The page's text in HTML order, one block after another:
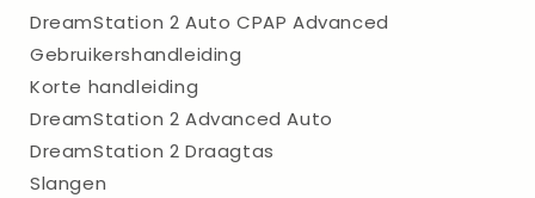
DreamStation 2 Auto CPAP Advanced
Gebruikershandleiding
Korte handleiding
DreamStation 2 Advanced Auto
DreamStation 2 Draagtas
Slangen